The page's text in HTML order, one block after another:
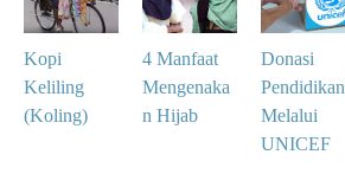
Kopi
Keliling
(Koling)
4 Manfaat
Mengenaka
n Hijab
Donasi
Pendidikan
Melalui
UNICEF